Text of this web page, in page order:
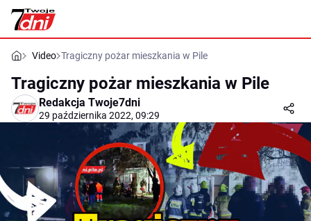
Video Tragiczny pożar mieszkania w Pile
Tragiczny pożar mieszkania w Pile
Redakcja Twoje7dni
29 października 2022, 09:29